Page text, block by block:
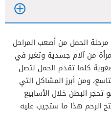
الحمل من أصعب المراحل
من آلام جسدية وتغير في
كلما تقدم الحمل لتصل
ومن أبرز المشاكل التي
البطن خلال الأسابيع
الرحم هذا ما ستجيب عليه